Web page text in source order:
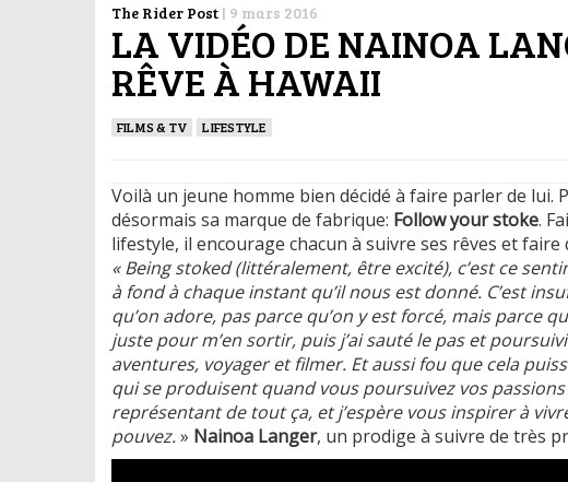
The Rider Post | 9 mars 2016
LA VIDÉO DE NAINOA
RÊVE À HAWAII
FILMS & TV LIFESTYLE
Voilà un jeune homme bien décidé à faire parler de lui.
désormais sa marque de fabrique: Follow your stoke.
lifestyle, il encourage chacun à suivre ses rêves et
« Being stoked (littéralement, être excité), c’est ce
à fond à chaque instant qu’il nous est donné. C’est
qu’on adore, pas parce qu’on y est forcé, mais parce
juste pour m’en sortir, puis j’ai sauté le pas et
aventures, voyager et filmer. Et aussi fou que cela
qui se produisent quand vous poursuivez vos passions
représentant de tout ça, et j’espère vous inspirer à
pouvez.» Nainoa Langer, un prodige à suivre de très